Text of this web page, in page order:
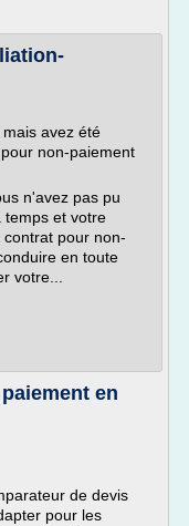
avez été
non-paiement
n'avez pas pu
temps et votre
pour non-
en toute
votre...
en
de devis
pour les